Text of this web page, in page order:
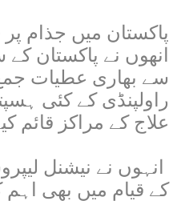
پاکستان میں جذام پر
انھوں نے پاکستان
سے بھاری عطیات
راولپنڈی کے کئی
علاج کے مراکز قائم
انہوں نے نیشنل
کے قیام میں بھی اہم